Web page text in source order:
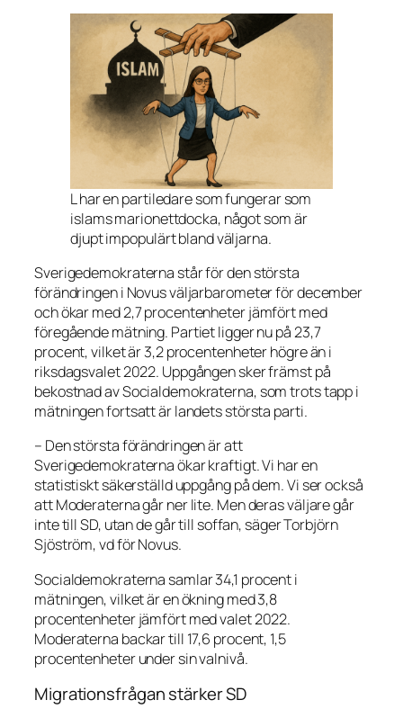
L har en partiledare som fungerar som
islams marionettdocka, något som är
djupt impopulärt bland väljarna.
Sverigedemokraterna står för den största
förändringen i Novus väljarbarometer för december
och ökar med 2,7 procentenheter jämfört med
föregående mätning. Partiet ligger nu på 23,7
procent, vilket är 3,2 procentenheter högre än i
riksdagsvalet 2022. Uppgången sker främst på
bekostnad av Socialdemokraterna, som trots tapp i
mätningen fortsatt är landets största parti.
– Den största förändringen är att
Sverigedemokraterna ökar kraftigt. Vi har en
statistiskt säkerställd uppgång på dem. Vi ser också
att Moderaterna går ner lite. Men deras väljare går
inte till SD, utan de går till soffan, säger Torbjörn
Sjöström, vd för Novus.
Socialdemokraterna samlar 34,1 procent i
mätningen, vilket är en ökning med 3,8
procentenheter jämfört med valet 2022.
Moderaterna backar till 17,6 procent, 1,5
procentenheter under sin valnivå.
Migrationsfrågan stärker SD